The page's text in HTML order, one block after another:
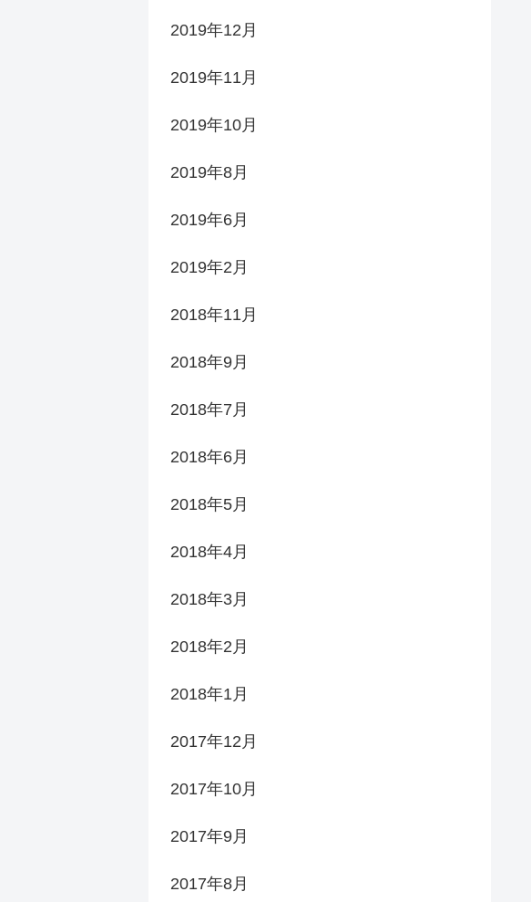
2019年12月
2019年11月
2019年10月
2019年8月
2019年6月
2019年2月
2018年11月
2018年9月
2018年7月
2018年6月
2018年5月
2018年4月
2018年3月
2018年2月
2018年1月
2017年12月
2017年10月
2017年9月
2017年8月